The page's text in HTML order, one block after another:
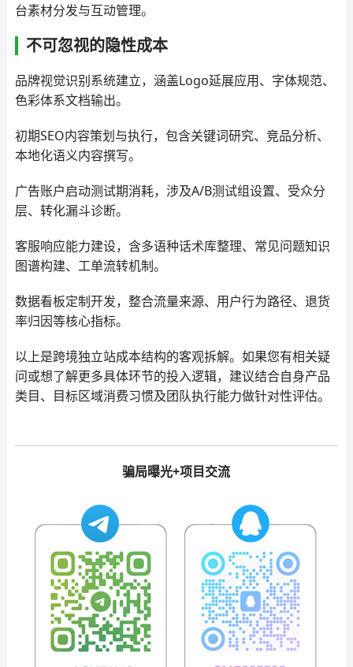
台素材分发与互动管理。
不可忽视的隐性成本
品牌视觉识别系统建立，涵盖Logo延展应用、字体规范、
色彩体系文档输出。
初期SEO内容策划与执行，包含关键词研究、竞品分析、
本地化语义内容撰写。
广告账户启动测试期消耗，涉及A/B测试组设置、受众分
层、转化漏斗诊断。
客服响应能力建设，含多语种话术库整理、常见问题知识
图谱构建、工单流转机制。
数据看板定制开发，整合流量来源、用户行为路径、退货
率归因等核心指标。
以上是跨境独立站成本结构的客观拆解。如果您有相关疑
问或想了解更多具体环节的投入逻辑，建议结合自身产品
类目、目标区域消费习惯及团队执行能力做针对性评估。
骗局曝光+项目交流